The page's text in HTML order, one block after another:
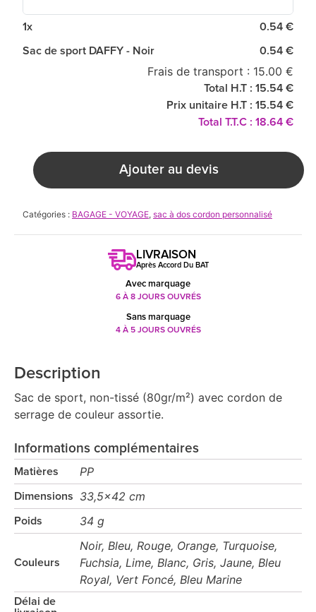
1x 0.54 €
Sac de sport DAFFY - Noir 0.54 €
Frais de transport : 15.00 €
Total H.T : 15.54 €
Prix unitaire H.T : 15.54 €
Total T.T.C : 18.64 €
Ajouter au devis
Catégories : BAGAGE - VOYAGE, sac à dos cordon personnalisé
LIVRAISON
Après Accord Du BAT
Avec marquage
6 À 8 JOURS OUVRÉS
Sans marquage
4 À 5 JOURS OUVRÉS
Description
Sac de sport, non-tissé (80gr/m²) avec cordon de
serrage de couleur assortie.
Informations complémentaires
Matières PP
Dimensions 33,5x42 cm
Poids 34 g
Couleurs
Noir, Bleu, Rouge, Orange, Turquoise,
Fuchsia, Lime, Blanc, Gris, Jaune, Bleu
Royal, Vert Foncé, Bleu Marine
Délai de